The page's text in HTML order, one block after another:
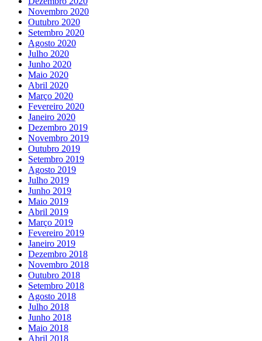
Novembro 2020
Outubro 2020
Setembro 2020
Agosto 2020
Julho 2020
Junho 2020
Maio 2020
Abril 2020
Março 2020
Fevereiro 2020
Janeiro 2020
Dezembro 2019
Novembro 2019
Outubro 2019
Setembro 2019
Agosto 2019
Julho 2019
Junho 2019
Maio 2019
Abril 2019
Março 2019
Fevereiro 2019
Janeiro 2019
Dezembro 2018
Novembro 2018
Outubro 2018
Setembro 2018
Agosto 2018
Julho 2018
Junho 2018
Maio 2018
Abril 2018